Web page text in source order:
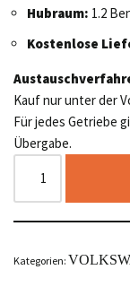
Hubraum: 1.2
Kostenlose
Kauf nur unter der
Für jedes Getriebe
Übergabe.
Kategorien: